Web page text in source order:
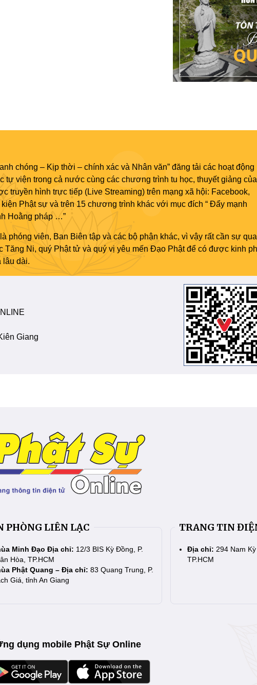
chóng – Kịp thời – chính xác và Nhân văn” đăng tải các hoạt động
tự viện trong cả nước cùng các chương trình tu học, thuyết giảng của
truyền hình trực tiếp (Live Streaming) trên mạng xã hội: Facebook,
Phật sự và trên 15 chương trình khác với mục đích “ Đẩy mạnh
Hoằng pháp …”
phóng viên, Ban Biên tập và các bộ phận khác, vì vậy rất cần sự
Tăng Ni, quý Phật tử và quý vị yêu mến Đạo Phật để có được kinh
lâu dài.
Giang
PHÒNG LIÊN LẠC
Minh Đạo Địa chỉ: 12/3 BIS Kỳ Đồng, P.
Hòa, TP.HCM
Phật Quang – Địa chỉ: 83 Quang Trung, P.
Giá, tỉnh An Giang
TRANG TIN
Địa chỉ: 294 Nam
TP.HCM
dụng mobile Phật Sự Online